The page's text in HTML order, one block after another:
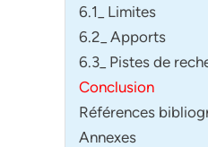
6.1_ Limites
6.2_ Apports
6.3_ Pistes de
Conclusion
Références
Annexes